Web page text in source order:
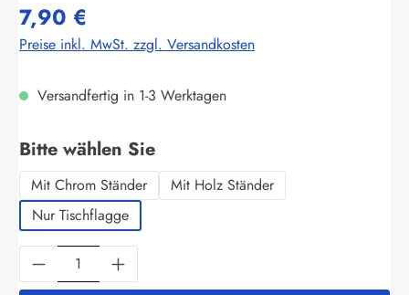
7,90 €
Preise inkl. MwSt. zzgl. Versandkosten
Versandfertig in 1-3 Werktagen
Bitte wählen Sieauswählen
Mit Chrom Ständer
Mit Holz Ständer
Nur Tischflagge
Produkt Anzahl: Gib den gewünschten